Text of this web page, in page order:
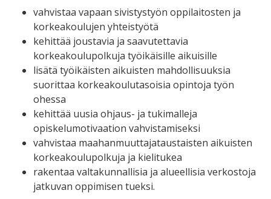
vahvistaa vapaan sivistystyön oppilaitosten ja
korkeakoulujen yhteistyötä
kehittää joustavia ja saavutettavia
korkeakoulupolkuja työikäisille aikuisille
lisätä työikäisten aikuisten mahdollisuuksia
suorittaa korkeakoulutasoisia opintoja työn
ohessa
kehittää uusia ohjaus- ja tukimalleja
opiskelumotivaation vahvistamiseksi
vahvistaa maahanmuuttajataustaisten aikuisten
korkeakoulupolkuja ja kielitukea
rakentaa valtakunnallisia ja alueellisia verkostoja
jatkuvan oppimisen tueksi.